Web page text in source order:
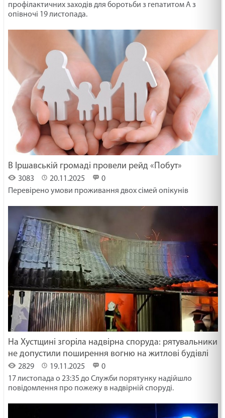
профілактичних заходів для боротьби з гепатитом А з
опівночі 19 листопада.
В Іршавській громаді провели рейд «Побут»
3083 20.11.2025
0
Перевірено умови проживання двох сімей опікунів
На Хустщині згоріла надвірна споруда: рятувальники
не допустили поширення вогню на житлові будівлі
2829 19.11.2025
0
17 листопада о 23:35 до Служби порятунку надійшло
повідомлення про пожежу в надвірній споруді.